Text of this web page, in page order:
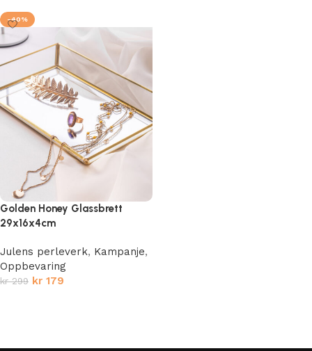
-40%
Golden Honey Glassbrett
29x16x4cm
Julens perleverk, Kampanje,
Oppbevaring
kr299 kr 179